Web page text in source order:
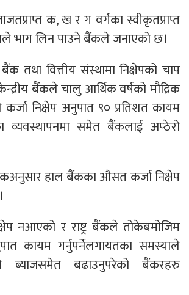
क, ख र ग वर्गका स्वीकृतप्राप्त
भाग लिन पाउने बैंकले जनाएको छ।
तथा वित्तीय संस्थामा निक्षेपको चाप
बैंकले चालु आर्थिक वर्षको मौद्रिक
निक्षेप अनुपात ९० प्रतिशत कायम
व्यवस्थापनमा समेत बैंकलाई अप्ठेरो
हाल बैंकका औसत कर्जा निक्षेप
नआएको र राष्ट्र बैंकले तोकेबमोजिम
कायम गर्नुपर्नेलगायतका समस्याले
ब्याजसमेत बढाउनुपरेको बैंकरहरु